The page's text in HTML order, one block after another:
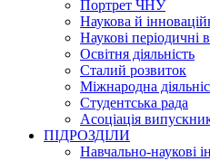
Портрет ЧНУ
Наукова й
Наукові періодичні
Освітня діяльність
Сталий розвиток
Міжнародна
Студентська рада
Асоціація
ПІДРОЗДІЛИ
Навчально-наукові